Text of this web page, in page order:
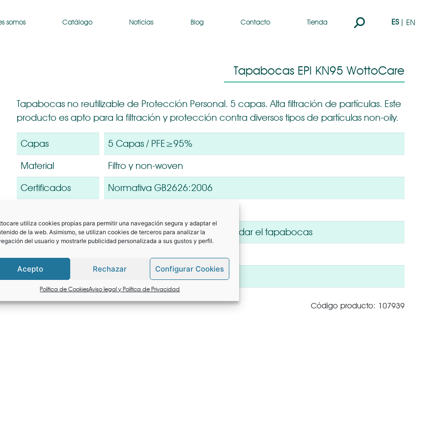
utiliza cookies propias para permitir una navegación segura y adaptar el
de la web. Asimismo, se utilizan cookies de terceros para analizar la
del usuario y mostrarle publicidad personalizada a sus gustos y perfil.
Acepto Rechazar Configurar Cookies
Política de CookiesAviso legal y Política de Privacidad
somos Catálogo Noticias Blog Contacto Tienda Buscar: ES EN
Tapabocas EPI KN95 WottoCare
Tapabocas no reutilizable de Protección Personal. 5 capas. Alta filtración de partículas. Este
producto es apto para la filtración y protección contra diversos tipos de partículas non-oily.
Capas
5 Capas / PFE≥95%
Material
Filtro y non-woven
Certificados
Normativa GB2626:2006
Packaging
Bolsa con cierre grip para guardar el tapabocas
Tamaño
17 x 9,5 cm
Código producto: 107939